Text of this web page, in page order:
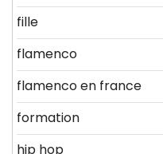
fille
flamenco
flamenco en france
formation
hip hop